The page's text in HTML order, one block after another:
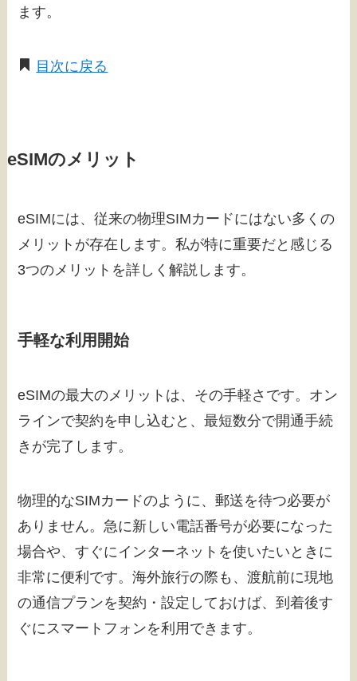
ます。
目次に戻る
eSIMのメリット
eSIMには、従来の物理SIMカードにはない多くの
メリットが存在します。私が特に重要だと感じる
3つのメリットを詳しく解説します。
手軽な利用開始
eSIMの最大のメリットは、その手軽さです。オン
ラインで契約を申し込むと、最短数分で開通手続
きが完了します。
物理的なSIMカードのように、郵送を待つ必要が
ありません。急に新しい電話番号が必要になった
場合や、すぐにインターネットを使いたいときに
非常に便利です。海外旅行の際も、渡航前に現地
の通信プランを契約・設定しておけば、到着後す
ぐにスマートフォンを利用できます。